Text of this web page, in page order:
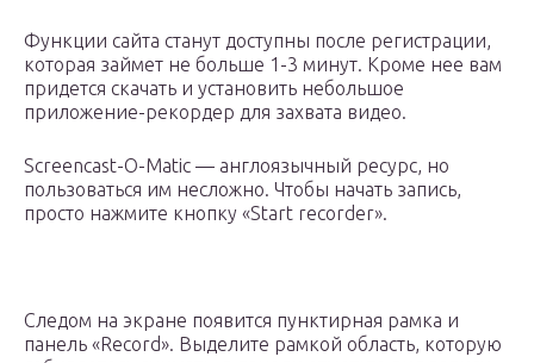
Функции сайта станут доступны после регистрации,
которая займет не больше 1-3 минут. Кроме нее вам
придется скачать и установить небольшое
приложение-рекордер для захвата видео.
Screencast-O-Matic — англоязычный ресурс, но
пользоваться им несложно. Чтобы начать запись,
просто нажмите кнопку «Start recorder».
Следом на экране появится пунктирная рамка и
панель «Record». Выделите рамкой область, которую